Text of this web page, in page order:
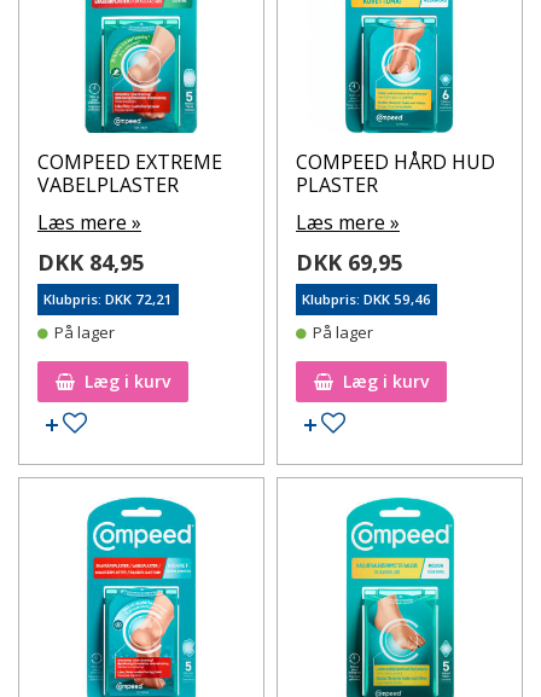
COMPEED EXTREME
VABELPLASTER
Læs mere »
DKK 84,95
Klubpris: DKK 72,21
På lager
Læg i kurv
Tilføj til ønskeseddel
COMPEED HÅRD HUD
PLASTER
Læs mere »
DKK 69,95
Klubpris: DKK 59,46
På lager
Læg i kurv
Tilføj til ønskeseddel